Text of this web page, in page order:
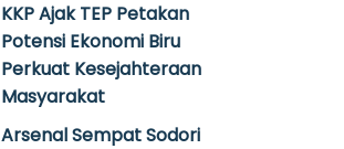
KKP Ajak TEP Petakan
Potensi Ekonomi Biru
Perkuat Kesejahteraan
Masyarakat
Arsenal Sempat Sodori